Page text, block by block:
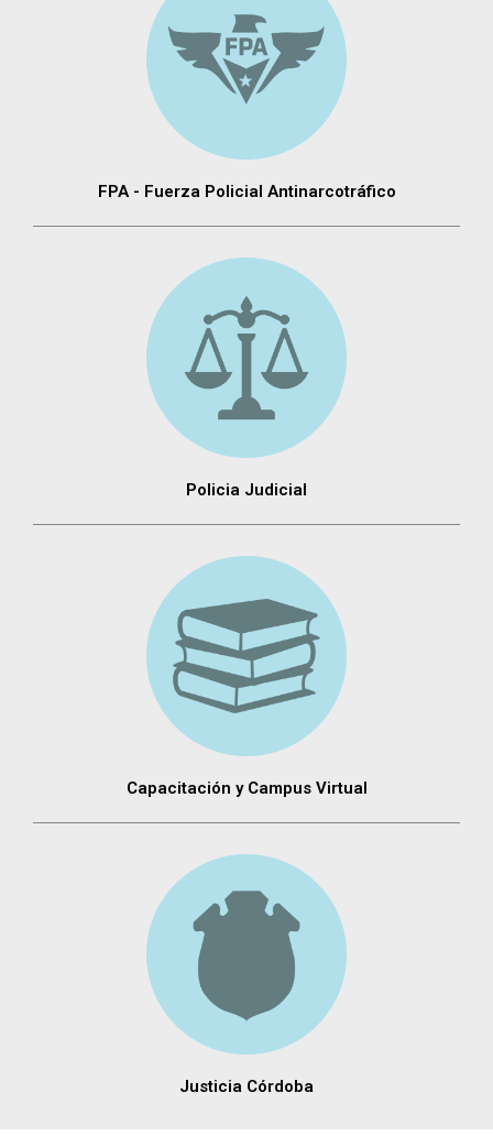
FPA - Fuerza Policial Antinarcotráfico
Policia Judicial
Capacitación y Campus Virtual
Justicia Córdoba